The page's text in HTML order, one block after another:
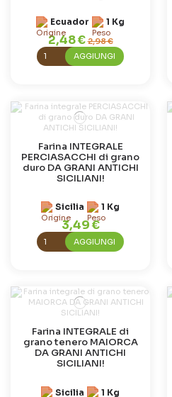
Ecuador 1 Kg
2,48 €2,98 €
AGGIUNGI
Farina INTEGRALE
PERCIASACCHI di grano
duro DA GRANI ANTICHI
SICILIANI!
Sicilia 1 Kg
3,49 €
AGGIUNGI
Farina INTEGRALE di
grano tenero MAIORCA
DA GRANI ANTICHI
SICILIANI!
Sicilia 1 Kg